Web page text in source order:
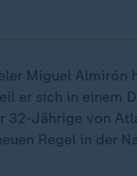
Miguel
er sich in einem
32-Jährige von
Regel in der